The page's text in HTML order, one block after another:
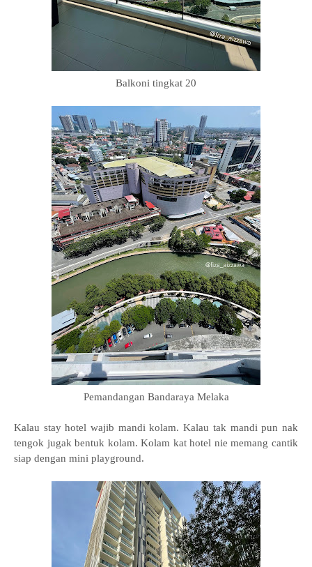
Balkoni tingkat 20
Pemandangan Bandaraya Melaka
Kalau stay hotel wajib mandi kolam. Kalau tak mandi pun nak
tengok jugak bentuk kolam. Kolam kat hotel nie memang cantik
siap dengan mini playground.